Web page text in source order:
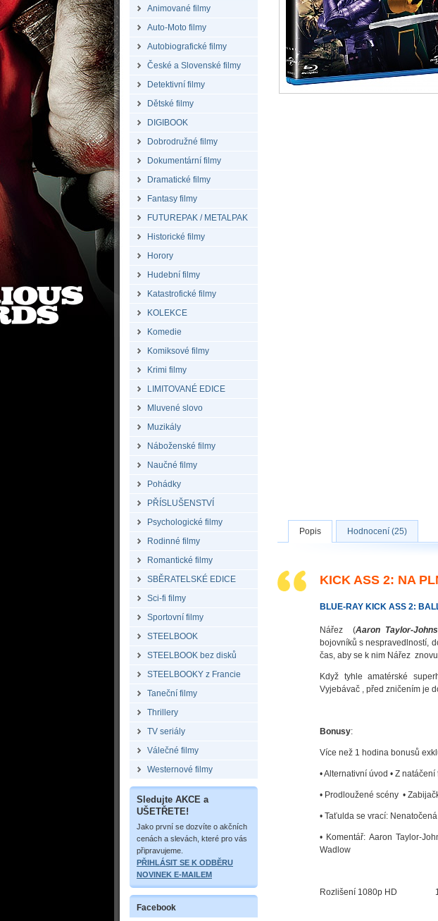
Animované filmy
Auto-Moto filmy
Autobiografické filmy
České a Slovenské filmy
Detektivní filmy
Dětské filmy
DIGIBOOK
Dobrodružné filmy
Dokumentární filmy
Dramatické filmy
Fantasy filmy
FUTUREPAK / METALPAK
Historické filmy
Horory
Hudební filmy
Katastrofické filmy
KOLEKCE
Komedie
Komiksové filmy
Krimi filmy
LIMITOVANÉ EDICE
Mluvené slovo
Muzikály
Náboženské filmy
Naučné filmy
Pohádky
PŘÍSLUŠENSTVÍ
Psychologické filmy
Rodinné filmy
Romantické filmy
SBĚRATELSKÉ EDICE
Sci-fi filmy
Sportovní filmy
STEELBOOK
STEELBOOK bez disků
STEELBOOKY z Francie
Taneční filmy
Thrillery
TV seriály
Válečné filmy
Westernové filmy
Sledujte AKCE a
UŠETŘETE!
Jako první se dozvíte o akčních
cenách a slevách, které pro vás
připravujeme.
PŘIHLÁSIT SE K ODBĚRU
NOVINEK E-MAILEM
Facebook
Popis Hodnocení (25)
KICK ASS 2: NA
BLUE-RAY KICK ASS 2:
Nářez (Aaron Taylor-
bojovníků s nespravedlností,
čas, aby se k nim Nářez
Když tyhle amatérské
Vyjebávač , před zničením je
Bonusy:
Více než 1 hodina bonusů
• Alternativní úvod • Z
• Prodloužené scény •
• Taťulda se vrací:
• Komentář: Aaron Taylor-
Wadlow
Rozlišení